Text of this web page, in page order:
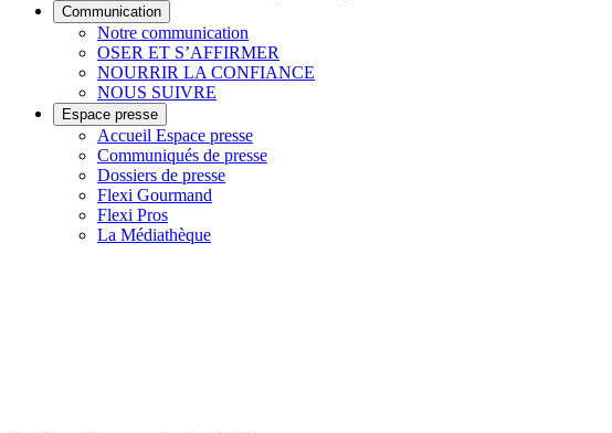
Communication
Notre communication
OSER ET S’AFFIRMER
NOURRIR LA CONFIANCE
NOUS SUIVRE
Espace presse
Accueil Espace presse
Communiqués de presse
Dossiers de presse
Flexi Gourmand
Flexi Pros
La Médiathèque